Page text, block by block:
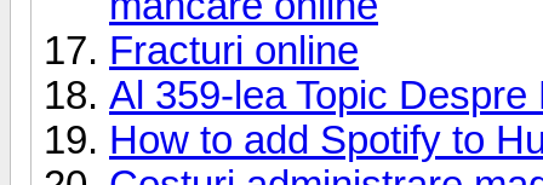
Fracturi online
Al 359-lea Topic
How to add Spotify to